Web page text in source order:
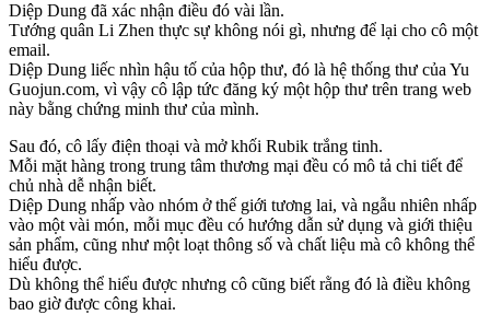
Diệp Dung đã xác nhận điều đó vài lần.
Tướng quân Li Zhen thực sự không nói gì, nhưng để lại cho cô một
email.
Diệp Dung liếc nhìn hậu tố của hộp thư, đó là hệ thống thư của Yu
Guojun.com, vì vậy cô lập tức đăng ký một hộp thư trên trang web
này bằng chứng minh thư của mình.
Sau đó, cô lấy điện thoại và mở khối Rubik trắng tinh.
Mỗi mặt hàng trong trung tâm thương mại đều có mô tả chi tiết để
chủ nhà dễ nhận biết.
Diệp Dung nhấp vào nhóm ở thế giới tương lai, và ngẫu nhiên nhấp
vào một vài món, mỗi mục đều có hướng dẫn sử dụng và giới thiệu
sản phẩm, cũng như một loạt thông số và chất liệu mà cô không thể
hiểu được.
Dù không thể hiểu được nhưng cô cũng biết rằng đó là điều không
bao giờ được công khai.